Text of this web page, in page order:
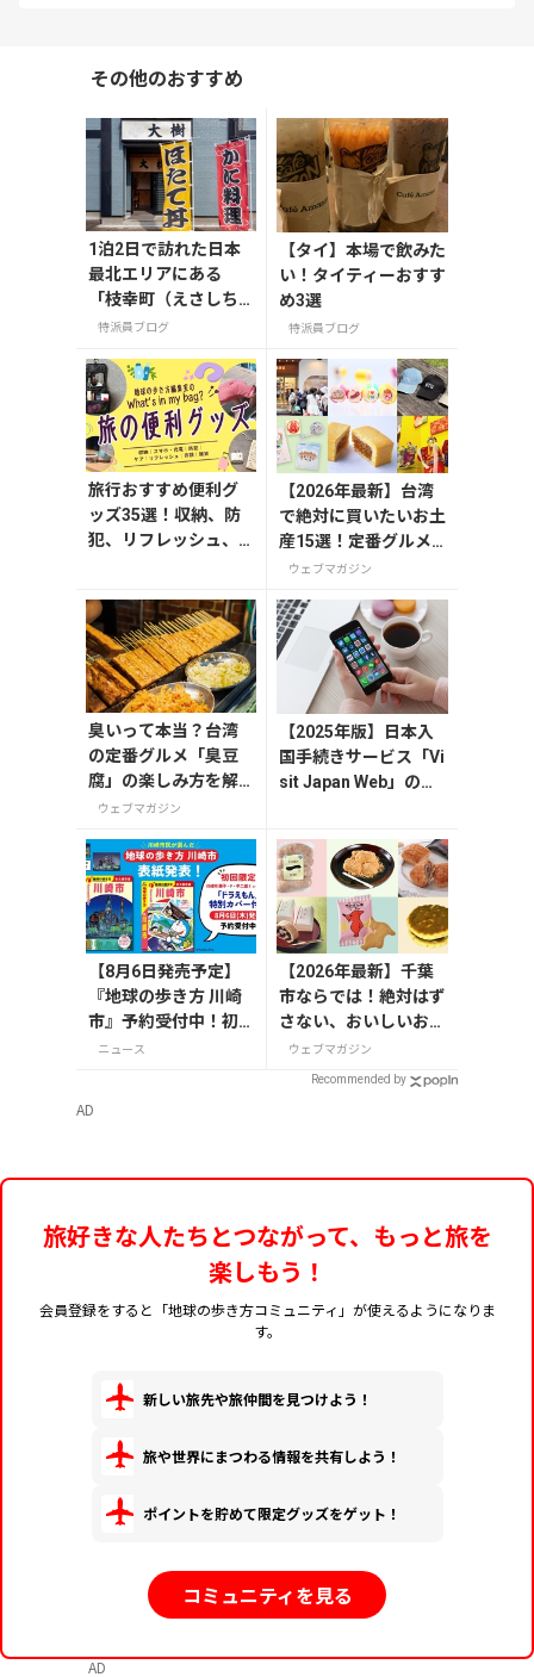
その他のおすすめ
1泊2日で訪れた日本
最北エリアにある
「枝幸町（えさしち
ょう）」では、
特派員ブログ
【タイ】本場で飲みた
い！タイティーおすす
め3選
特派員ブログ
旅行おすすめ便利グ
ッズ35選！収納、防
犯、リフレッシュ、
物】
【2026年最新】台湾
で絶対に買いたいお土
産15選！定番グルメ
やかわいい雑貨、限定
ウェブマガジン
臭いって本当？台湾
の定番グルメ「臭豆
腐」の楽しみ方を解
説！定番メニューと
ウェブマガジン
【2025年版】日本入
国手続きサービス「Vi
sit Japan Web」の登
【8月6日発売予定】
『地球の歩き方 川崎
市』予約受付中！初
回限定版は「ドラえ
ニュース
【2026年最新】千葉
市ならでは！絶対はず
さない、おいしいお土
産10選
ウェブマガジン
Recommended by
AD
旅好きな人たちとつながって、もっと旅を
楽しもう！
会員登録をすると「地球の歩き方コミュニティ」が使えるようになりま
す。
新しい旅先や旅仲間を見つけよう！
旅や世界にまつわる情報を共有しよう！
ポイントを貯めて限定グッズをゲット！
コミュニティを見る
AD